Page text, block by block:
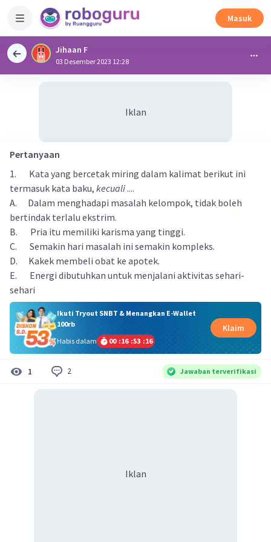
Masuk
Jihaan F
03 Desember 2023 12:28
Iklan
Pertanyaan
1. Kata yang bercetak miring dalam kalimat berikut ini
termasuk kata baku, kecuali....
A. Dalam menghadapi masalah kelompok, tidak boleh
bertindak terlalu ekstrim.
B. Pria itu memiliki karisma yang tinggi.
C. Semakin hari masalah ini semakin kompleks.
D. Kakek membeli obat ke apotek.
E. Energi dibutuhkan untuk menjalani aktivitas sehari-
sehari
Ikuti Tryout SNBT & Menangkan E-Wallet
100rb
Habis dalam
00 :16 :53 :16
Klaim
1 2 Jawaban terverifikasi
Iklan